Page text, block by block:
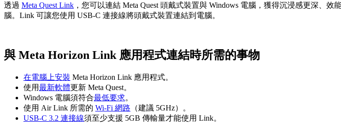
透過 Meta Quest Link ，您可以連結 Meta Quest 頭戴式裝置與 Windows 電腦，獲得沉浸感更深、
腦。Link 可讓您使用 USB-C 連接線將頭戴式裝置連結到電腦。
與 Meta Horizon Link 應用程式連結時所需的事物
在電腦上安裝 Meta Horizon Link 應用程式。
使用最新軟體更新 Meta Quest。
Windows 電腦須符合最低要求。
使用 Air Link 所需的 Wi-Fi 網路 （建議 5GHz）。
USB-C 3.2 連接線須至少支援 5GB 傳輸量才能使用 Link。